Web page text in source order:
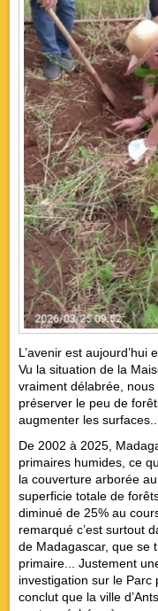
L’avenir est aujourd’hui
Vu la situation de la
vraiment délabrée,
préserver le peu de
augmenter les surfaces...
De 2002 à 2025,
primaires humides, ce
la couverture arborée
superficie totale de
diminué de 25% au
remarqué c’est surtout
de Madagascar, que se
primaire... Justement
investigation sur le Parc
conclut que la ville